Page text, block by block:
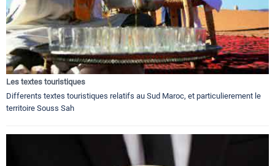
Les textes touristiques
Differents textes touristiques relatifs au Sud Maroc, et particulierement le
territoire Souss Sah